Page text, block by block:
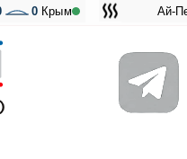
Ай-Петри:
0 Крым